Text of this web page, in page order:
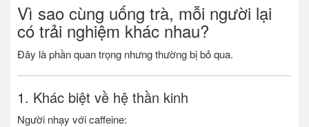
Vì sao cùng uống trà, mỗi người lại
có trải nghiệm khác nhau?
Đây là phần quan trọng nhưng thường bị bỏ qua.
1. Khác biệt về hệ thần kinh
Người nhạy với caffeine: